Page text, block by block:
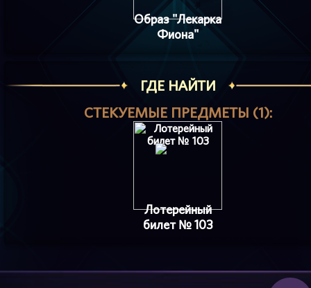
Образ "Лекарка
Фиона"
ГДЕ НАЙТИ
СТЕКУЕМЫЕ ПРЕДМЕТЫ (1):
Лотерейный
билет № 103